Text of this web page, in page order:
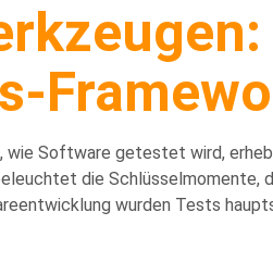
wie Software getestet wird,
die
wurden Tests